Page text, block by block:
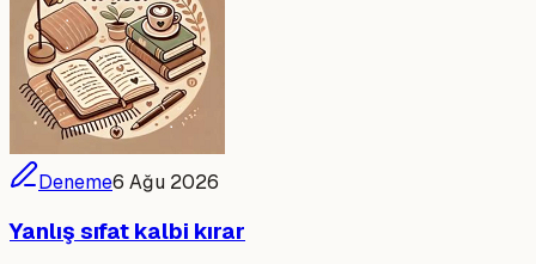
Deneme6 Ağu 2026
Yanlış sıfat kalbi kırar